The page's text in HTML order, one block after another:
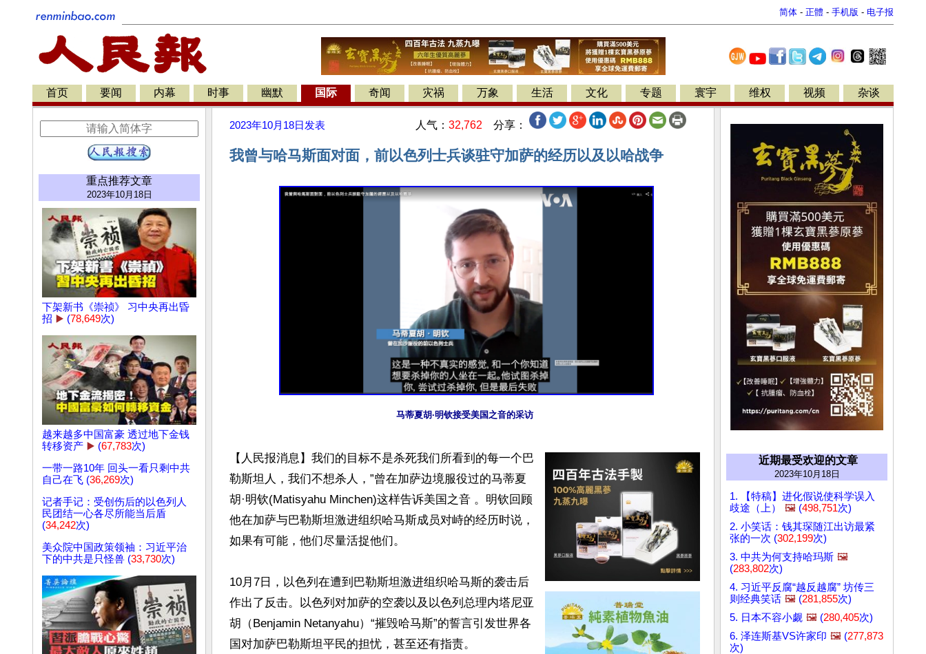
简体 - 正體 - 手机版 - 电子报
首页 要闻 内幕 时事 幽默 国际 奇闻 灾祸 万象 生活 文化 专题 寰宇 维权 视频 杂谈
重点推荐文章
2023年10月18日
下架新书《崇祯》 习中央再出昏
招 ▶️ (78,649次)
越来越多中国富豪 透过地下金钱
转移资产 ▶️ (67,783次)
一带一路10年 回头一看只剩中共
自己在飞 (36,269次)
记者手记：受创伤后的以色列人
民团结一心各尽所能当后盾
(34,242次)
美众院中国政策领袖：习近平治
下的中共是只怪兽 (33,730次)
2023年10月18日 发表 人气： 32,762 分享：
我曾与哈马斯面对面，前以色列士兵谈驻守加萨的经历以及以哈战争
马蒂夏胡·明钦接受美国之音的采访
【人民报消息】我们的目标不是杀死我们所看到的每一个巴
勒斯坦人，我们不想杀人，”曾在加萨边境服役过的马蒂夏
胡·明钦(Matisyahu Minchen)这样告诉美国之音 。明钦回顾
他在加萨与巴勒斯坦激进组织哈马斯成员对峙的经历时说，
如果有可能，他们尽量活捉他们。
10月7日，以色列在遭到巴勒斯坦激进组织哈马斯的袭击后
作出了反击。以色列对加萨的空袭以及以色列总理内塔尼亚
胡（Benjamin Netanyahu）“摧毁哈马斯”的誓言引发世界各
国对加萨巴勒斯坦平民的担忧，甚至还有指责。
近期最受欢迎的文章
2023年10月18日
1. 【特稿】进化假说使科学误入
歧途（上）
🖼️ (498,751次)
2. 小笑话：钱其琛随江出访最紧
张的一次 (302,199次)
3. 中共为何支持哈玛斯 🖼️
(283,802次)
4. 习近平反腐“越反越腐” 坊传三
则经典笑话 🖼️ (281,855次)
5. 日本不容小觑 🖼️ (280,405次)
6. 泽连斯基VS许家印 🖼️ (277,873
次)